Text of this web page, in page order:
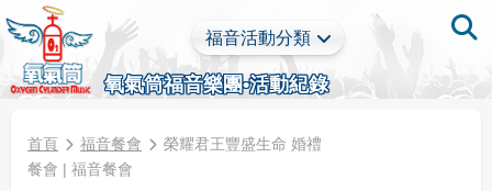
氧氣筒福音樂團•活動紀錄
福音活動分類
首頁 福音餐會
榮耀君王豐盛生命 婚禮
餐會 | 福音餐會